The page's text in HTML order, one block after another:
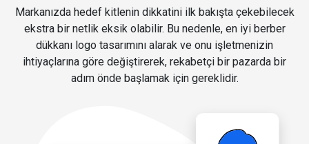
Markanızda hedef kitlenin dikkatini ilk bakışta çekebilecek
ekstra bir netlik eksik olabilir. Bu nedenle, en iyi berber
dükkanı logo tasarımını alarak ve onu işletmenizin
ihtiyaçlarına göre değiştirerek, rekabetçi bir pazarda bir
adım önde başlamak için gereklidir.